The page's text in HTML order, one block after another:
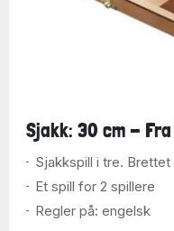
Sjakk: 30 cm - Fra
Sjakkspill i tre.
Et spill for 2 spillere
Regler på: engelsk